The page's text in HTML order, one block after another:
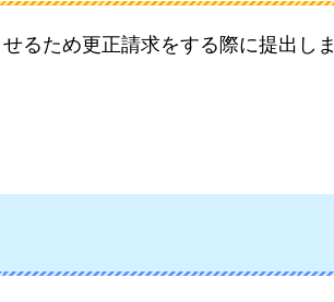
るため更正請求をする際に提出しま